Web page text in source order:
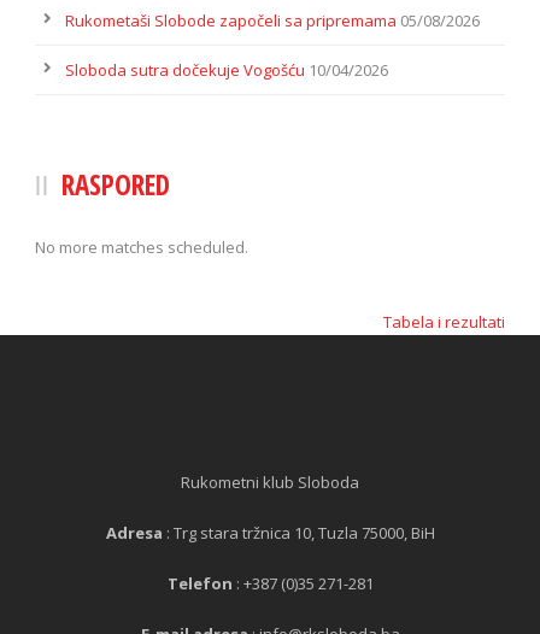
Rukometaši Slobode započeli sa pripremama 05/08/2026
Sloboda sutra dočekuje Vogošću 10/04/2026
RASPORED
No more matches scheduled.
Tabela i rezultati
Rukometni klub Sloboda
Adresa : Trg stara tržnica 10, Tuzla 75000, BiH
Telefon : +387 (0)35 271-281